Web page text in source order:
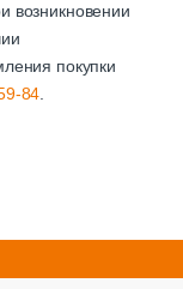
возникновении
покупки
84.